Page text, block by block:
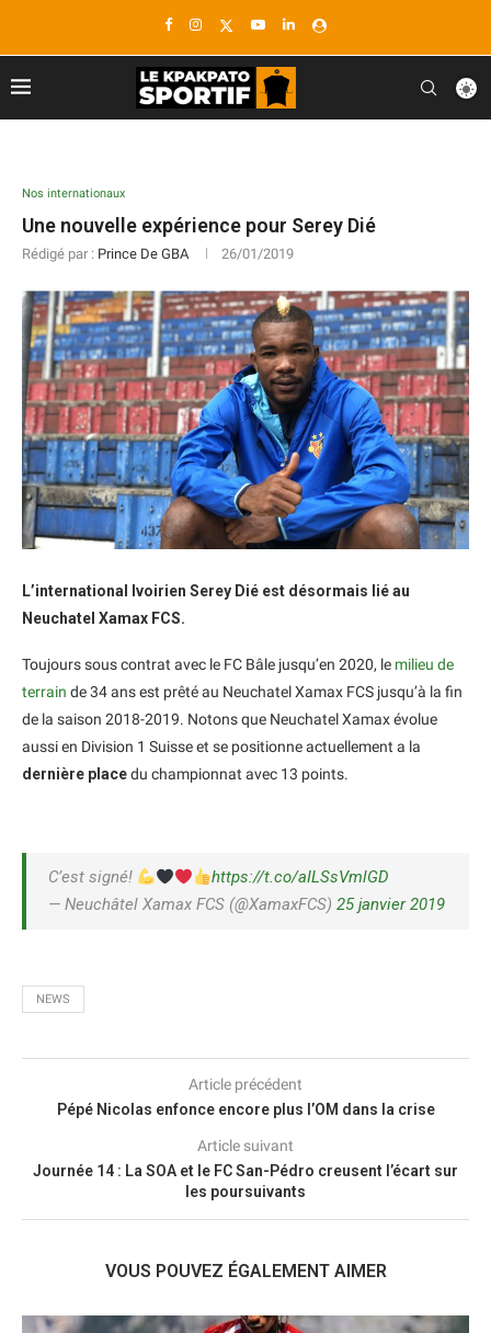
Nos internationaux
Une nouvelle expérience pour Serey Dié
Rédigé par : Prince De GBA 26/01/2019
L’international Ivoirien Serey Dié est désormais lié au
Neuchatel Xamax FCS.
Toujours sous contrat avec le FC Bâle jusqu’en 2020, le milieu de
terrain de 34 ans est prêté au Neuchatel Xamax FCS jusqu’à la fin
de la saison 2018-2019. Notons que Neuchatel Xamax évolue
aussi en Division 1 Suisse et se positionne actuellement a la
dernière placedu championnat avec 13 points.
C’est signé!
https://t.co/aILSsVmlGD
— Neuchâtel Xamax FCS (@XamaxFCS) 25 janvier 2019
NEWS
Article précédent
Pépé Nicolas enfonce encore plus l’OM dans la crise
Article suivant
Journée 14 : La SOA et le FC San-Pédro creusent l’écart sur
les poursuivants
VOUS POUVEZ ÉGALEMENT AIMER